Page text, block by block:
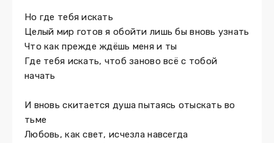
Но где тебя искать
Целый мир готов я обойти лишь бы вновь узнать
Что как прежде ждёшь меня и ты
Где тебя искать, чтоб заново всё с тобой
начать
И вновь скитается душа пытаясь отыскать во
тьме
Любовь, как свет, исчезла навсегда